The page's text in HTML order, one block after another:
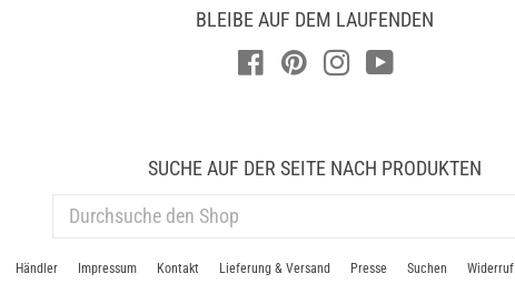
BLEIBE AUF DEM LAUFENDEN
FacebookPinterestInstagramYouTube
SUCHE AUF DER SEITE NACH PRODUKTEN
DURCHSUCHE
DEN
SHOP
Händler Impressum Kontakt Lieferung & Versand Presse Suchen Widerruf